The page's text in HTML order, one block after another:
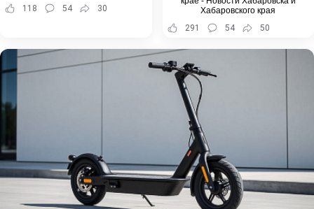
118
54 30
Хабаровского края
291
54 50